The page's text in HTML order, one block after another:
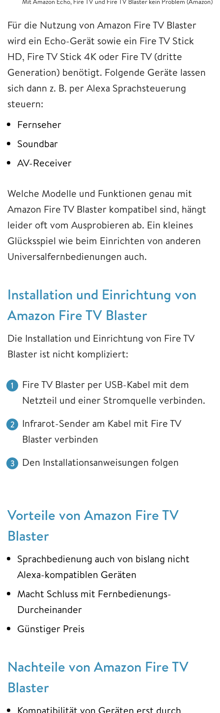
Für die Nutzung von Amazon Fire TV Blaster
wird ein Echo-Gerät sowie ein Fire TV Stick
HD, Fire TV Stick 4K oder Fire TV (dritte
Generation) benötigt. Folgende Geräte lassen
sich dann z. B. per Alexa Sprachsteuerung
steuern:
Fernseher
Soundbar
AV-Receiver
Welche Modelle und Funktionen genau mit
Amazon Fire TV Blaster kompatibel sind, hängt
leider oft vom Ausprobieren ab. Ein kleines
Glücksspiel wie beim Einrichten von anderen
Universalfernbedienungen auch.
Installation und Einrichtung von
Amazon Fire TV Blaster
Die Installation und Einrichtung von Fire TV
Blaster ist nicht kompliziert:
Fire TV Blaster per USB-Kabel mit dem
Netzteil und einer Stromquelle verbinden.
Infrarot-Sender am Kabel mit Fire TV
Blaster verbinden
Den Installationsanweisungen folgen
Vorteile von Amazon Fire TV
Blaster
Sprachbedienung auch von bislang nicht
Alexa-kompatiblen Geräten
Macht Schluss mit Fernbedienungs-
Durcheinander
Günstiger Preis
Nachteile von Amazon Fire TV
Blaster
Kompatibilität von Geräten erst durch